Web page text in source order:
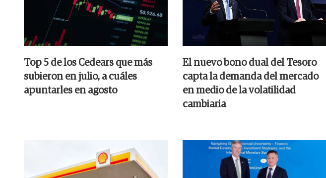
Top 5 de los Cedears que más
subieron en julio, a cuáles
apuntarles en agosto
El nuevo bono dual del Tesoro
capta la demanda del mercado
en medio de la volatilidad
cambiaria